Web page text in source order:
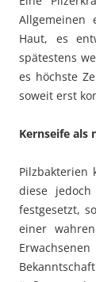
Allgemeinen
Haut, es
spätestens
es höchste
soweit erst
Kernseife als
Pilzbakterien
diese
festgesetzt,
einer